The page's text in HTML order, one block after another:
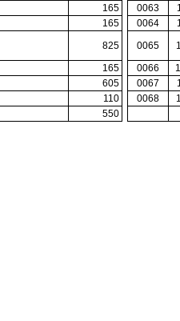
165 0063
165 0064
825 0065
165 0066
605 0067
110 0068
550